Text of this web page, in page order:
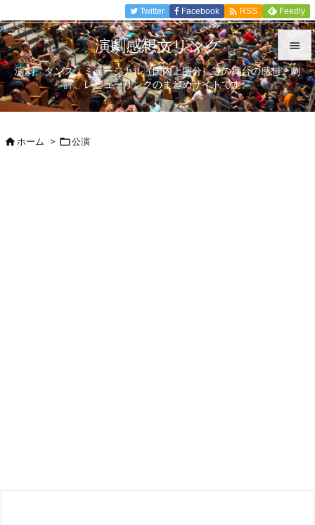


メニュ

Twitter Facebook  RSS Feedly
演劇感想文リンク
演劇、ダンス、ミュージカル（国内上演分）等の舞台の感想、劇
評、レビューリンクのまとめサイトです。
ホーム > 公演